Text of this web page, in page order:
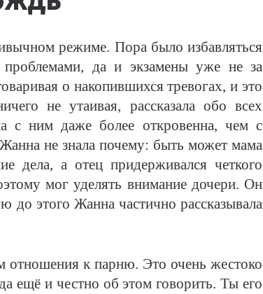
режиме. Пора было избавляться
да и экзамены уже не за
о накопившихся тревогах, и это
не утаивая, рассказала обо всех
с ним даже более откровенна, чем с
не знала почему: быть может мама
дела, а отец придерживался четкого
мог уделять внимание дочери. Он
этого Жанна частично рассказывала
отношения к парню. Это очень жестоко
ещё и честно об этом говорить. Ты его